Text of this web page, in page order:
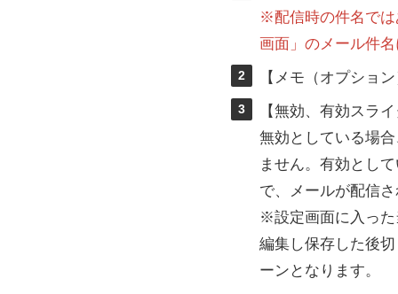
※配信時の件名では
画面」のメール件
2 【メモ（オプショ
3
【無効、有効スラ
無効としている場
ません。有効とし
で、メールが配信
※設定画面に入った
編集し保存した後
ーンとなります。